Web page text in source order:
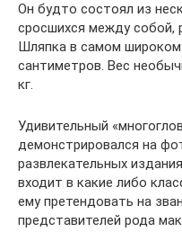
Он будто состоял из
сросшихся между собой,
Шляпка в самом широком
сантиметров. Вес
кг.
Удивительный
демонстрировался на
развлекательных
входит в какие либо
ему претендовать на
представителей рода